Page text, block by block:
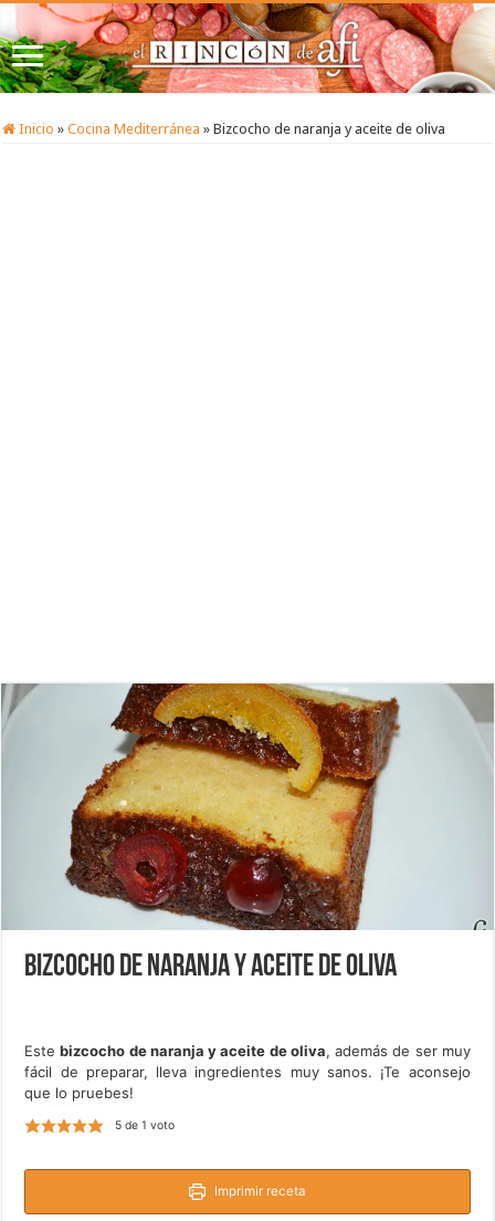
Inicio » Cocina Mediterránea » Bizcocho de naranja y aceite de oliva
Bizcocho de naranja y aceite de oliva
Estebizcocho de naranja y aceite de oliva, además de ser muy
fácil de preparar, lleva ingredientes muy sanos. ¡Te aconsejo
que lo pruebes!
5de 1 voto
Imprimir receta